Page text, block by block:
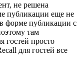
не решена
публикации еще не
форме публикации с
там
гостей просто
для гостей все